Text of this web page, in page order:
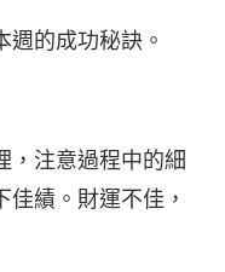
的成功秘訣。
，注意過程中的細
績。財運不佳，